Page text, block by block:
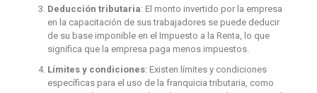
Deducción tributaria: El monto invertido por la empresa
en la capacitación de sus trabajadores se puede deducir
de su base imponible en el Impuesto a la Renta, lo que
significa que la empresa paga menos impuestos.
Límites y condiciones: Existen límites y condiciones
específicas para el uso de la franquicia tributaria, como